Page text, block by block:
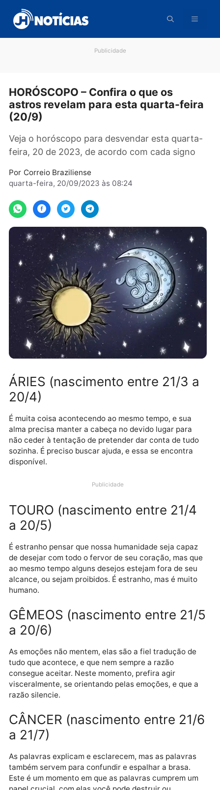
para
conteúdo
HORÓSCOPO – Confira o que os
astros revelam para esta quarta-
Veja o horóscopo para desvendar esta
feira, 20 de 2023, de acordo com cada signo
quarta-feira, 20/09/2023 às 08:24
ÁRIES (nascimento entre 21/3
20/4)
É muita coisa acontecendo ao mesmo tempo, e sua
não ceder à tentação de pretender dar conta de
disponível.
TOURO (nascimento entre 21/4
a 20/5)
É estranho pensar que nossa humanidade seja capaz
de desejar com todo o fervor de seu coração, mas
ao mesmo tempo alguns desejos estejam fora de seu
humano.
GÊMEOS (nascimento entre
a 20/6)
As emoções não mentem, elas são a fiel tradução de
tudo que acontece, e que nem sempre a razão
visceralmente, se orientando pelas emoções, e que a
razão silencie.